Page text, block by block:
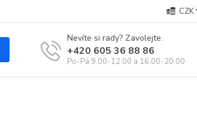
CZK
Nevíte si rady? Zavolejte.
+420 605 36 88 86
Po-Pá 9.00-12.00 a 16.00-20.00